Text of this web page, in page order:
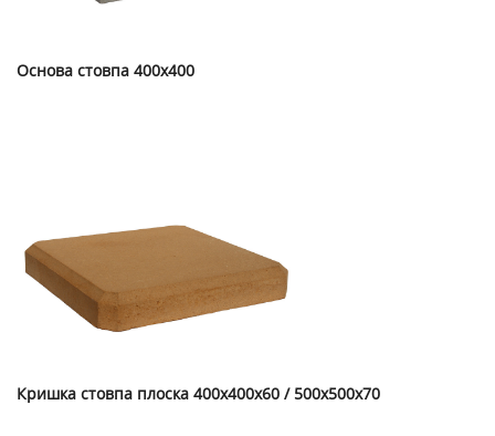
Основа стовпа 400х400
Кришка стовпа плоска 400х400х60 / 500х500х70